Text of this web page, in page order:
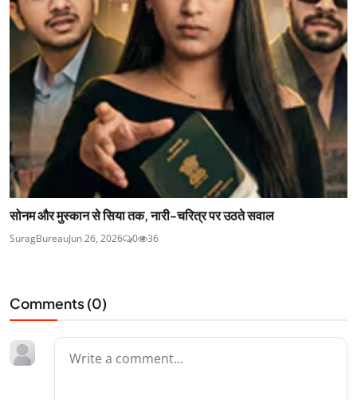
सोनम और मुस्कान से सिया तक, नारी-चरित्र पर उठते सवाल
SuragBureauJun 26, 2026 0 36
Comments (0)